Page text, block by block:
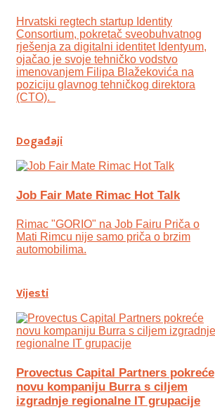
Hrvatski regtech startup Identity
Consortium, pokretač sveobuhvatnog
rješenja za digitalni identitet Identyum,
ojаčao je svoje tehničko vodstvo
imenovanjem Filipa Blažekovića na
poziciju glavnog tehničkog direktora
(CTO).
Događaji
Job Fair Mate Rimac Hot Talk
Rimac "GORIO" na Job Fairu Priča o
Mati Rimcu nije samo priča o brzim
automobilima.
Vijesti
Provectus Capital Partners pokreće
novu kompaniju Burra s ciljem
izgradnje regionalne IT grupacije